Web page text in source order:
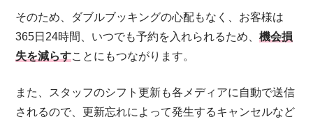
そのため、ダブルブッキングの心配もなく、お客様は
365日24時間、いつでも予約を入れられるため、機会損
失を減らすことにもつながります。
また、スタッフのシフト更新も各メディアに自動で送信
されるので、更新忘れによって発生するキャンセルなど